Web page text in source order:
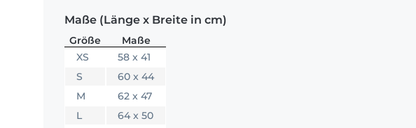
Maße (Länge x Breite in cm)
Größe
Maße
XS
58 x 41
S
60 x 44
M
62 x 47
L
64 x 50